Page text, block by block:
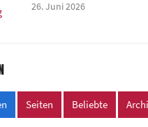
26. Juni 2026
Seiten Beliebte